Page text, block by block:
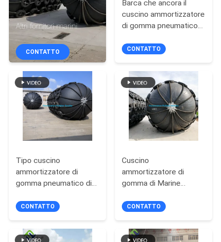
FABBRICA
CONTROLLO
DI
QUALITÀ
CONTATTACI
NOTIZIA
CASI
MAPPA
DEL
SITO
Altri fornitori marini
CONTATTO
Barca che ancora il
cuscino ammortizzatore
di gomma pneumatico
dello STS STD
CONTATTO
Tipo cuscino
ammortizzatore di
gomma pneumatico di
Yokohama Sling
CONTATTO
Cuscino
ammortizzatore di
gomma di Marine
Aircraft TyrePneumatic
CONTATTO